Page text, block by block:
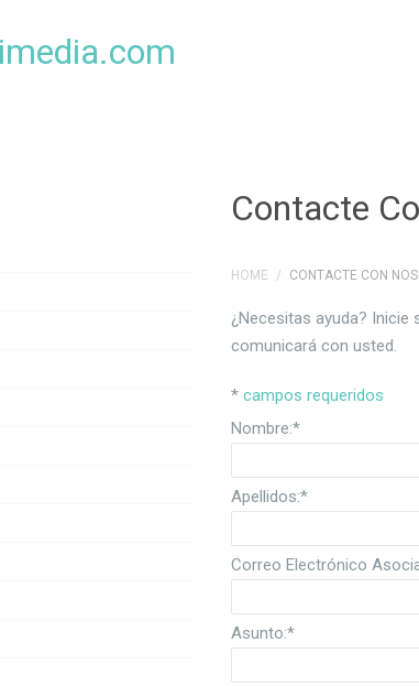
Contacte
HOME / CONTACTE CON
¿Necesitas ayuda?
comunicará con usted.
* campos requeridos
Nombre:*
Apellidos:*
Correo Electrónico
Asunto:*